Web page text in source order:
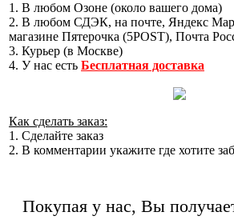
1. В любом Озоне (около вашего дома)
2. В любом СДЭК, на почте, Яндекс
магазине Пятерочка (5POST), Почта
3. Курьер (в Москве)
4. У нас есть Бесплатная доставка
Как сделать заказ:
1. Сделайте заказ
2. В комментарии укажите где хотите
Покупая у нас, Вы